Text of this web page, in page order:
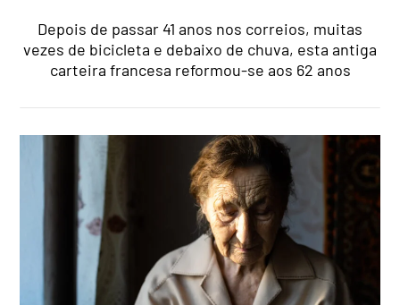
Depois de passar 41 anos nos correios, muitas
vezes de bicicleta e debaixo de chuva, esta antiga
carteira francesa reformou-se aos 62 anos